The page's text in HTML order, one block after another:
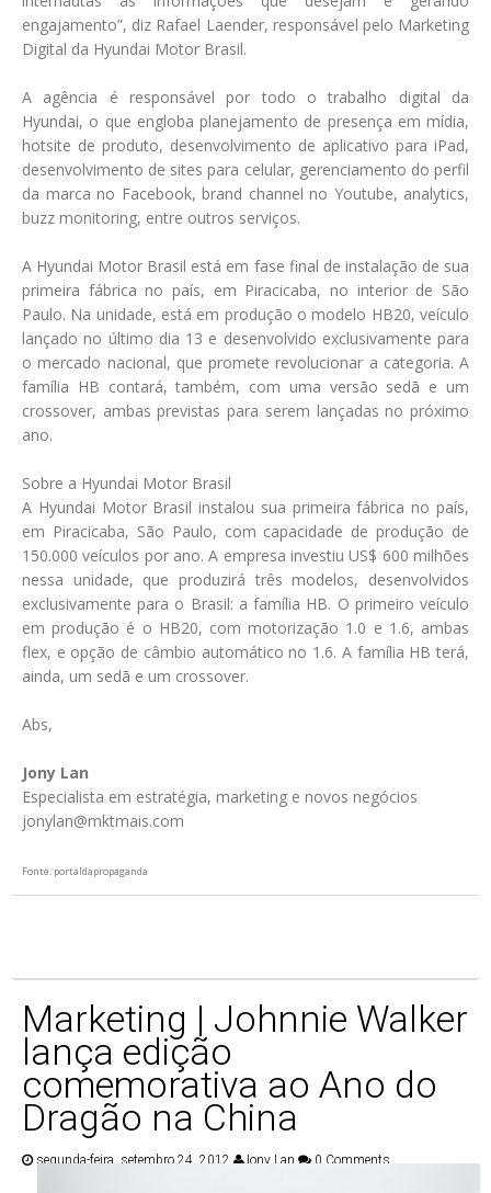
engajamento”, diz Rafael Laender, responsável pelo Marketing
Digital da Hyundai Motor Brasil.
A agência é responsável por todo o trabalho digital da
Hyundai, o que engloba planejamento de presença em mídia,
hotsite de produto, desenvolvimento de aplicativo para iPad,
desenvolvimento de sites para celular, gerenciamento do perfil
da marca no Facebook, brand channel no Youtube, analytics,
buzz monitoring, entre outros serviços.
A Hyundai Motor Brasil está em fase final de instalação de sua
primeira fábrica no país, em Piracicaba, no interior de São
Paulo. Na unidade, está em produção o modelo HB20, veículo
lançado no último dia 13 e desenvolvido exclusivamente para
o mercado nacional, que promete revolucionar a categoria. A
família HB contará, também, com uma versão sedã e um
crossover, ambas previstas para serem lançadas no próximo
ano.
Sobre a Hyundai Motor Brasil
A Hyundai Motor Brasil instalou sua primeira fábrica no país,
em Piracicaba, São Paulo, com capacidade de produção de
150.000 veículos por ano. A empresa investiu US$ 600 milhões
nessa unidade, que produzirá três modelos, desenvolvidos
exclusivamente para o Brasil: a família HB. O primeiro veículo
em produção é o HB20, com motorização 1.0 e 1.6, ambas
flex, e opção de câmbio automático no 1.6. A família HB terá,
ainda, um sedã e um crossover.
Abs,
Jony Lan
Especialista em estratégia, marketing e novos negócios
jonylan@mktmais.com
Fonte: portaldapropaganda
Marketing | Johnnie Walker
lança edição
comemorativa ao Ano do
Dragão na China
segunda-feira, setembro 24, 2012 Jony Lan 0 Comments